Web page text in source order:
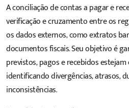
A conciliação de contas a pagar e
verificação e cruzamento entre os
os dados externos, como extratos
documentos fiscais. Seu objetivo é
previstos, pagos e recebidos
identificando divergências, atrasos,
inconsistências.